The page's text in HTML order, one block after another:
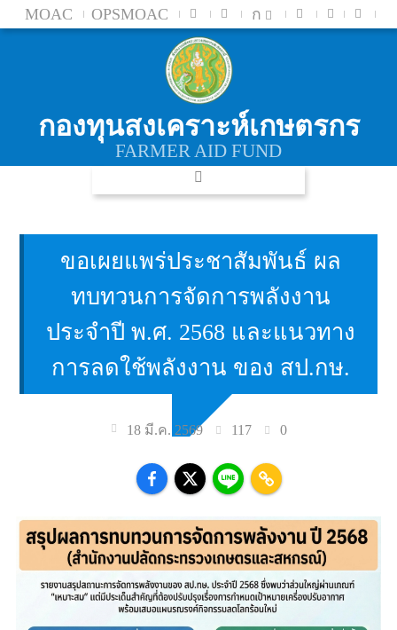
MOAC OPSMOAC ก
กองทุนสงเคราะห์เกษตรกร
FARMER AID FUND
ขอเผยแพร่ประชาสัมพันธ์ ผล
ทบทวนการจัดการพลังงาน
ประจำปี พ.ศ. 2568 และแนวทาง
การลดใช้พลังงาน ของ สป.กษ.
18 มี.ค. 2569 117 0